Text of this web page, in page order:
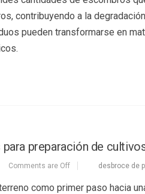
contribuyendo a la
pueden transformarse en
preparación de
Comments are Off desbroce de
como primer paso hacia